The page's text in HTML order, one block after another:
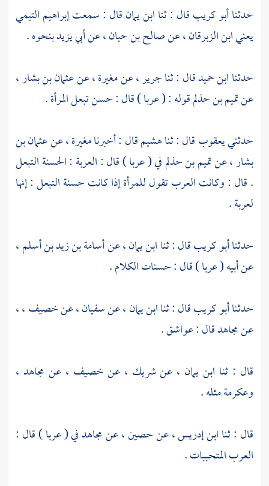
حدثناأبو كريبقال : ثناابن يمانقال : سمعتإبراهيم التيمي
يعني ابن الزبرقان، عنصالح بن حيان، عنأبي يزيدبنحوه .
حدثناابن حميدقال : ثناجرير، عنمغيرة، عنعثمان بن بشار،
عنتميم بن حذلمقوله : ( عربا ) قال : حسن تبعل المرأة .
حدثنييعقوبقال : ثناهشيمقال : أخبرنامغيرة، عنعثمان بن
بشار، عنتميم بن حذلمفي ( عربا ) قال : العربة : الحسنة التبعل
. قال : وكانت العرب تقول للمرأة إذا كانت حسنة التبعل : إنها
لعربة .
حدثناأبو كريبقال : ثناابن يمان، عنأسامة بن زيد بن أسلم،
عن أبيه ( عربا ) قال : حسنات الكلام .
حدثناأبو كريبقال : ثناابن يمان، عنسفيان، عنخصيف ،،
عنمجاهدقال : عواشق .
قال : ثنا ابن يمان ، عنشريك ، عن خصيف ، عن مجاهد ،
وعكرمةمثله .
قال : ثناابن إدريس، عنحصين، عنمجاهدفي ( عربا ) قال :
العرب المتحببات .